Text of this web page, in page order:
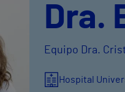
Dra.
Equipo Dra.
Hospital